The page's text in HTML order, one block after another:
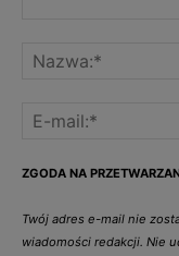
ZGODA NA
Twój adres e-mail nie
wiadomości redakcji. Nie